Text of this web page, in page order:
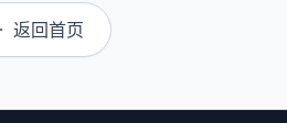
返回首页